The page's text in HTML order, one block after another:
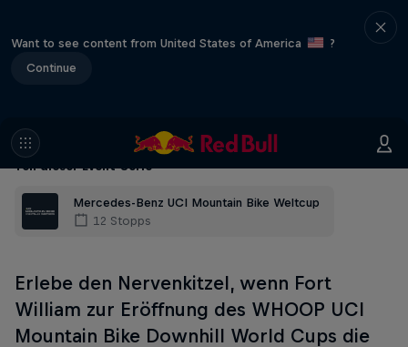
Want to see content from United States of America
?
Continue
Teil dieser Event-Serie
Mercedes-Benz UCI Mountain Bike Weltcup
12 Stopps
Erlebe den Nervenkitzel, wenn Fort
William zur Eröffnung des WHOOP UCI
Mountain Bike Downhill World Cups die